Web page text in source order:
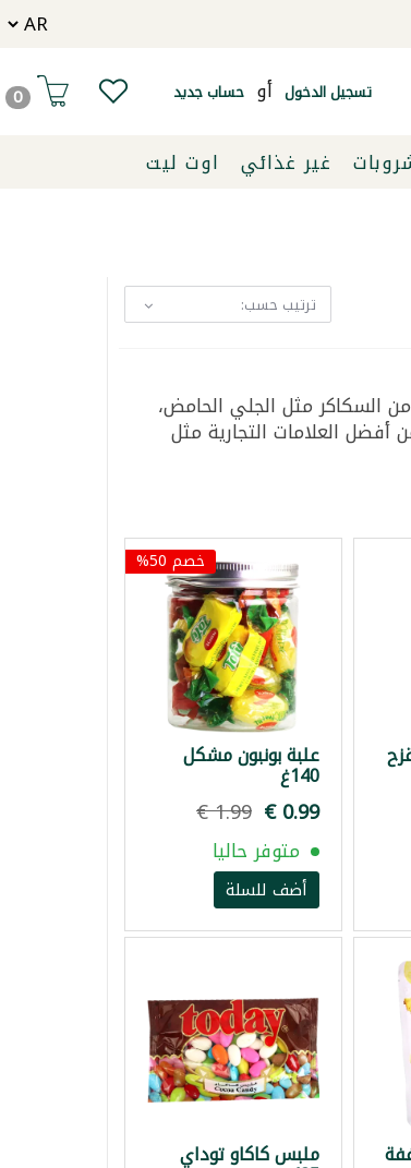
تسجيل الدخول أو حساب جديد 0
غير غذائي اوت ليت
ترتيب حسب:
السكاكر مثل الجلي الحامض،
أفضل العلامات التجارية مثل
خصم 50%
علبة بونبون مشكل
140غ
متوفر حاليا
أضف للسلة
ملبس كاكاو توداي